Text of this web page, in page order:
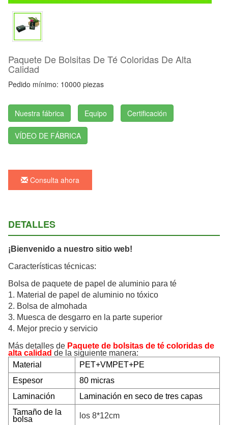
Paquete De Bolsitas De Té Coloridas De Alta
Calidad
Pedido mínimo: 10000 piezas
Nuestra fábrica Equipo Certificación
VÍDEO DE FÁBRICA
Consulta ahora
DETALLES
¡Bienvenido a nuestro sitio web!
Características técnicas:
Bolsa de paquete de papel de aluminio para té
1. Material de papel de aluminio no tóxico
2. Bolsa de almohada
3. Muesca de desgarro en la parte superior
4. Mejor precio y servicio
Más detalles de Paquete de bolsitas de té coloridas de
alta calidad de la siguiente manera:
Material
PET+VMPET+PE
Espesor
80 micras
Laminación
Laminación en seco de tres capas
Tamaño de la
bolsa
los 8*12cm